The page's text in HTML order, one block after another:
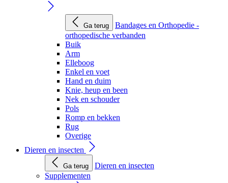
Ga terug
Bandages en Orthopedie -
orthopedische verbanden
Buik
Arm
Elleboog
Enkel en voet
Hand en duim
Knie, heup en been
Nek en schouder
Pols
Romp en bekken
Rug
Overige
Dieren en insecten
Ga terug
Dieren en insecten
Supplementen